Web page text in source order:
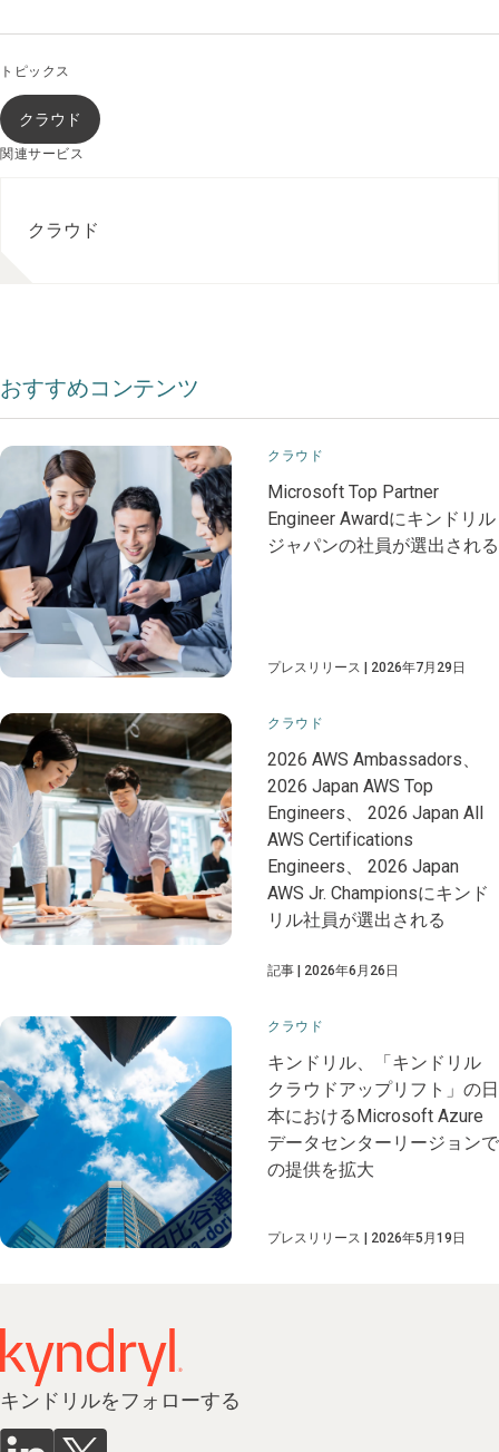
トピックス
クラウド
関連サービス
クラウド
おすすめコンテンツ
クラウド
Microsoft Top Partner
Engineer Awardにキンドリル
ジャパンの社員が選出される
プレスリリース 2026年7月29日
クラウド
2026 AWS Ambassadors、
2026 Japan AWS Top
Engineers、 2026 Japan All
AWS Certifications
Engineers、 2026 Japan
AWS Jr. Championsにキンド
リル社員が選出される
記事 2026年6月26日
クラウド
キンドリル、「キンドリル
クラウドアップリフト」の日
本におけるMicrosoft Azure
データセンターリージョンで
の提供を拡大
プレスリリース 2026年5月19日
キンドリルをフォローする